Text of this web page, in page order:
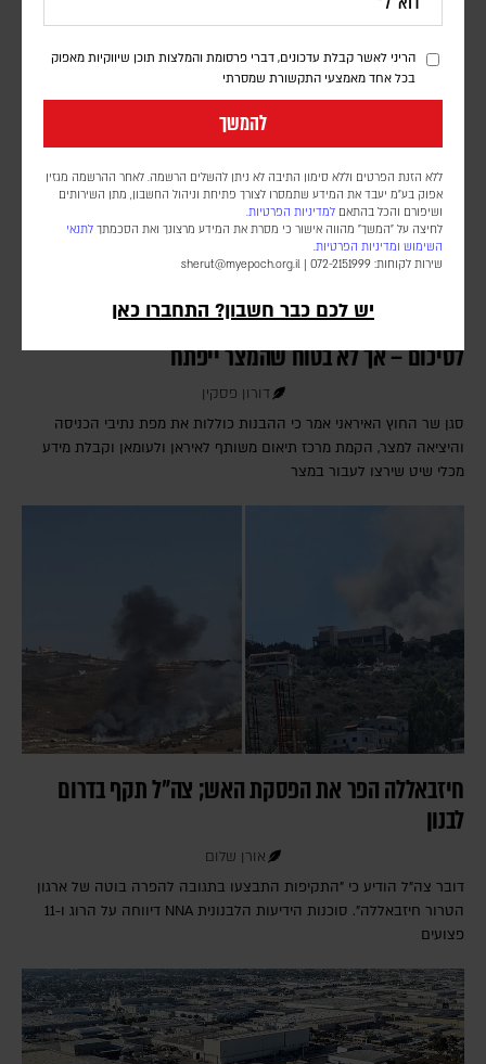
הריני לאשר קבלת עדכונים, דברי פרסומת והמלצות תוכן שיווקיות מאפוק
בכל אחד מאמצעי התקשורת שמסרתי
להמשך
ללא הזנת הפרטים וללא סימון התיבה לא ניתן להשלים הרשמה. לאחר ההרשמה מגזין
אפוק בע״מ יעבד את המידע שתמסרו לצורך פתיחת וניהול החשבון, מתן השירותים
ושיפורם והכל בהתאם למדיניות הפרטיות.
לחיצה על "המשך" מהווה אישור כי מסרת את המידע מרצונך ואת הסכמתך לתנאי
השימוש ומדיניות הפרטיות.
שירות לקוחות: 072-2151999 |
sherut@myepoch.org.il
יש לכם כבר חשבון? התחברו כאן
מפיצוץ במבנה בדרום לבנון. ארבעה לוחמים נוספים נפצעו באורח קשה
איראן: ההבנות עם עומאן על נתיב שיט חדש קרובות
לסיכום – אך לא בטוח שהמצר ייפתח
דורון פסקין
סגן שר החוץ האיראני אמר כי ההבנות כוללות את מפת נתיבי הכניסה
והיציאה למצר, הקמת מרכז תיאום משותף לאיראן ולעומאן וקבלת מידע
מכלי שיט שירצו לעבור במצר
חיזבאללה הפר את הפסקת האש; צה"ל תקף בדרום
לבנון
אורן שלום
דובר צה"ל הודיע כי "התקיפות התבצעו בתגובה להפרה בוטה של ארגון
הטרור חיזבאללה". סוכנות הידיעות הלבנונית NNA דיווחה על הרוג ו-11
פצועים